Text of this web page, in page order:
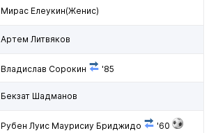
Мирас Елеукин(Женис)
Артем Литвяков
Владислав Сорокин '85
Бекзат Шадманов
Рубен Луис Маурисиу Бриджидо '60